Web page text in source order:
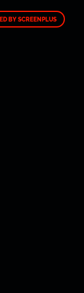
BY SCREENPLUS